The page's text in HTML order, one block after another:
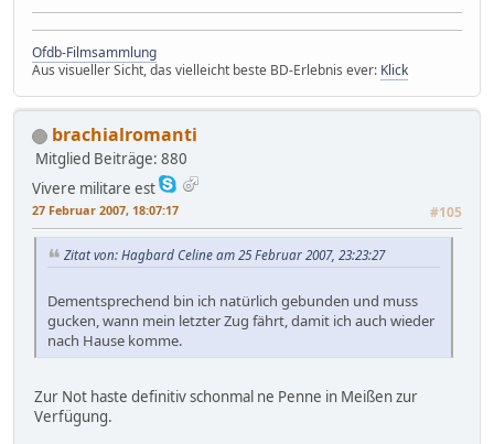
Ofdb-Filmsammlung
Aus visueller Sicht, das vielleicht beste BD-Erlebnis ever: Klick
brachialromanti
Mitglied Beiträge: 880
Vivere militare est
27 Februar 2007, 18:07:17 #105
Zitat von: Hagbard Celine am 25 Februar 2007, 23:23:27
Dementsprechend bin ich natürlich gebunden und muss
gucken, wann mein letzter Zug fährt, damit ich auch wieder
nach Hause komme.
Zur Not haste definitiv schonmal ne Penne in Meißen zur
Verfügung.